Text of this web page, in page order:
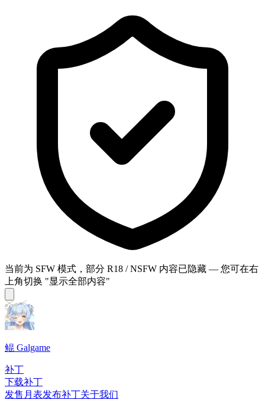
当前为 SFW 模式，部分 R18 / NSFW 内容已隐藏 — 您可在右
上角切换 "显示全部内容"
鲲 Galgame
补丁
下载补丁
发售月表发布补丁关于我们